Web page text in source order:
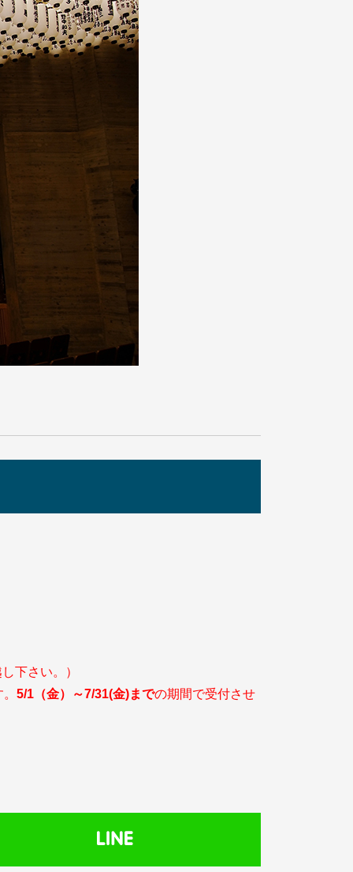
下さい。）
5/1 （金）～7/31(金)までの期間で受付させ